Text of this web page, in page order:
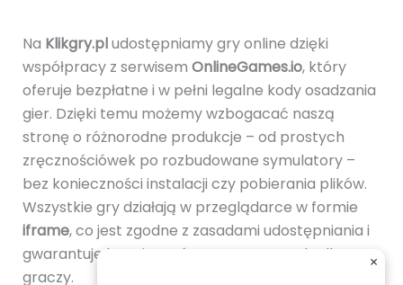
Na Klikgry.pludostępniamy gry online dzięki
współpracy z serwisem OnlineGames.io, który
oferuje bezpłatne i w pełni legalne kody osadzania
gier. Dzięki temu możemy wzbogacać naszą
stronę o różnorodne produkcje – od prostych
zręcznościówek po rozbudowane symulatory –
bez konieczności instalacji czy pobierania plików.
Wszystkie gry działają w przeglądarce w formie
iframe, co jest zgodne z zasadami udostępniania i
gwarantuje bezpieczeństwo oraz wygodę dla
graczy.
×